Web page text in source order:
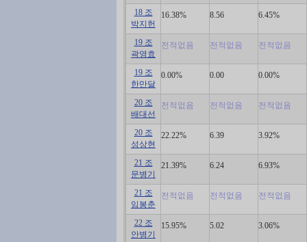
18 조
박지헌
16.38% 8.56 6.45%
19 조
곽영효
전적없음 전적없음 전적없음
19 조
한만달
0.00% 0.00 0.00%
20 조
배대선
전적없음 전적없음 전적없음
20 조
성상현
22.22% 6.39 3.92%
21 조
문병기
21.39% 6.24 6.93%
21 조
임봉춘
전적없음 전적없음 전적없음
22 조
안병기
15.95% 5.02 3.06%